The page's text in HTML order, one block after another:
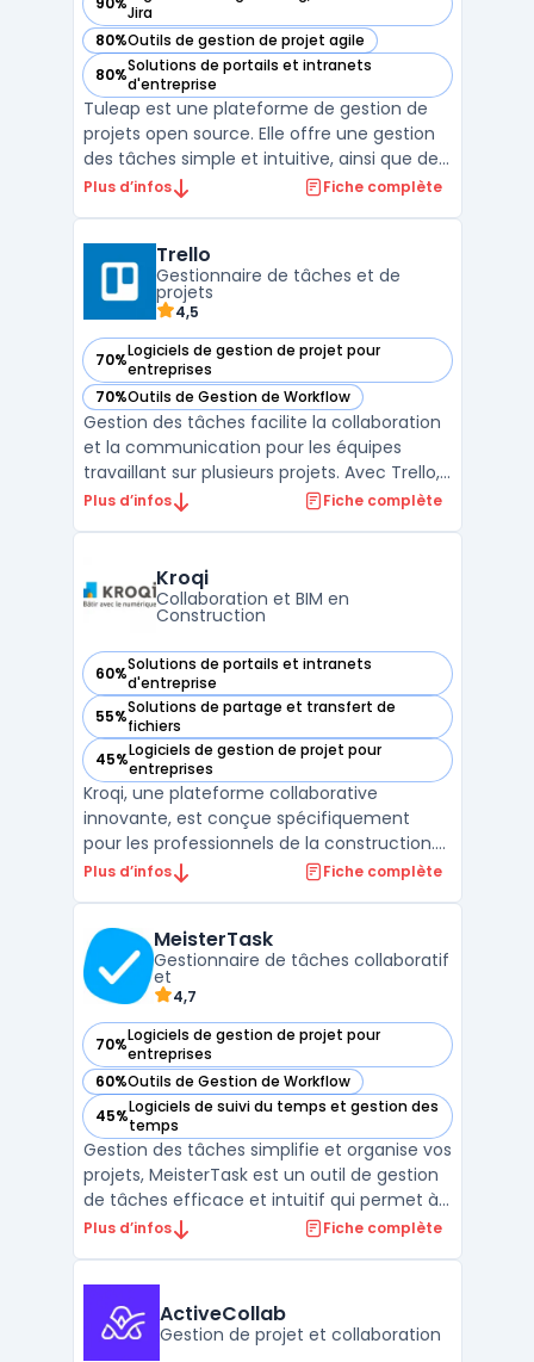
Jira
— voir Tuleap dans cette catégorie
80%Outils de gestion de projet agile
— voir Tuleap dans cette catégorie
80%Solutions de portails et intranets
d'entreprise
— voir Tuleap dans cette catégorie
Tuleap est une plateforme de gestion de
projets open source. Elle offre une gestion
des tâches simple et intuitive, ainsi que des
fonctionnalités de gestion de versions,
travailler ensemble de manière efficace en
fournissant ...
Plus d’infos Fiche complète
Trello
Gestionnaire de tâches et de
projets
4,5
70%Logiciels de gestion de projet pour
entreprises
— voir Trello dans cette catégorie
70%Outils de Gestion de Workflow
— voir Trello dans cette catégorie
Gestion des tâches facilite la collaboration
et la communication pour les équipes
travaillant sur plusieurs projets. Avec Trello,
vous pouvez créer des tableaux pour
échéances. Vous pouvez également joindre
des fichiers, des ...
Plus d’infos Fiche complète
Kroqi
Collaboration et BIM en
Construction
60%Solutions de portails et intranets
d'entreprise
— voir Kroqi dans cette catégorie
55%Solutions de partage et transfert de
fichiers
— voir Kroqi dans cette catégorie
45%Logiciels de gestion de projet pour
entreprises
— voir Kroqi dans cette catégorie
Kroqi, une plateforme collaborative
innovante, est conçue spécifiquement
pour les professionnels de la construction.
Elle intègre un système de gestion de
en temps réel. Avec des fonctionnalités
telles que la planificati ...
Plus d’infos Fiche complète
MeisterTask
Gestionnaire de tâches collaboratif
et
4,7
70%Logiciels de gestion de projet pour
entreprises
— voir MeisterTask dans cette catégorie
60%Outils de Gestion de Workflow
— voir MeisterTask dans cette catégorie
45%Logiciels de suivi du temps et gestion des
temps
— voir MeisterTask dans cette catégorie
Gestion des tâches simplifie et organise vos
projets, MeisterTask est un outil de gestion
de tâches efficace et intuitif qui permet à
toutes les équipes de collaborer en temps
responsabilités et suivre les progrès des proj
Plus d’infos Fiche complète
ActiveCollab
Gestion de projet et collaboration